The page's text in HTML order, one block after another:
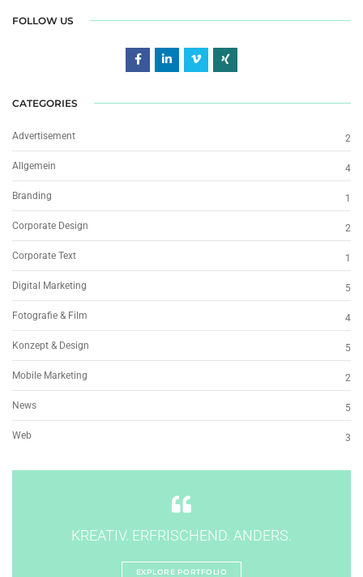
FOLLOW US
CATEGORIES
Advertisement 2
Allgemein 4
Branding 1
Corporate Design 2
Corporate Text 1
Digital Marketing 5
Fotografie & Film 4
Konzept & Design 5
Mobile Marketing 2
News 5
Web 3
KREATIV. ERFRISCHEND. ANDERS.
EXPLORE PORTFOLIO